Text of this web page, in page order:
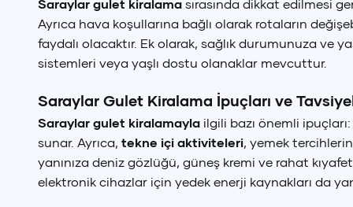
Saraylar gulet kiralama sırasında dikkat edilmesi
Ayrıca hava koşullarına bağlı olarak rotaların
faydalı olacaktır. Ek olarak, sağlık durumunuza ve
sistemleri veya yaşlı dostu olanaklar mevcuttur.
Saraylar Gulet Kiralama İpuçları ve
Saraylar gulet kiralamayla ilgili bazı önemli
sunar. Ayrıca, tekne içi aktiviteleri, yemek
yanınıza deniz gözlüğü, güneş kremi ve rahat
elektronik cihazlar için yedek enerji kaynakları da